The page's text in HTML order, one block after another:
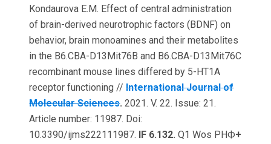
Kondaurova E.M. Effect of central administration
of brain-derived neurotrophic factors (BDNF) on
behavior, brain monoamines and their metabolites
in the B6.CBA-D13Mit76B and B6.CBA-D13Mit76C
recombinant mouse lines differed by 5-HT1A
receptor functioning //International Journal of
Molecular Sciences.2021. V. 22. Issue: 21.
Article number: 11987. Doi:
10.3390/ijms222111987. IF 6.132. Q1 Wos РНФ+